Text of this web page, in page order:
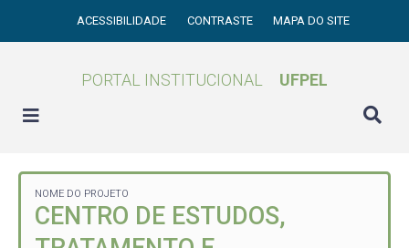
ACESSIBILIDADE CONTRASTE MAPA DO SITE
PORTAL INSTITUCIONAL UFPEL
NOME DO PROJETO
CENTRO DE ESTUDOS,